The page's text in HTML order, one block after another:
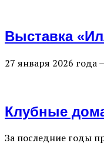
Выставка
27 января 2026 года
Клубные
За последние годы